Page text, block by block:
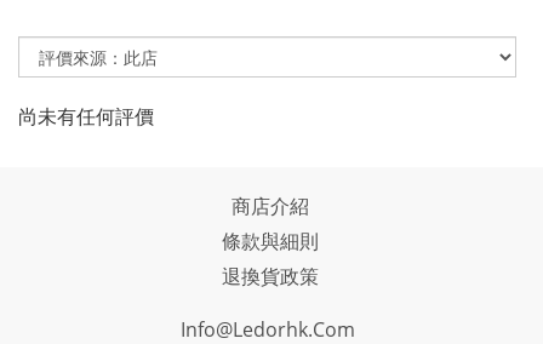
尚未有任何評價
商店介紹
條款與細則
退換貨政策
Info@ledorhk.com